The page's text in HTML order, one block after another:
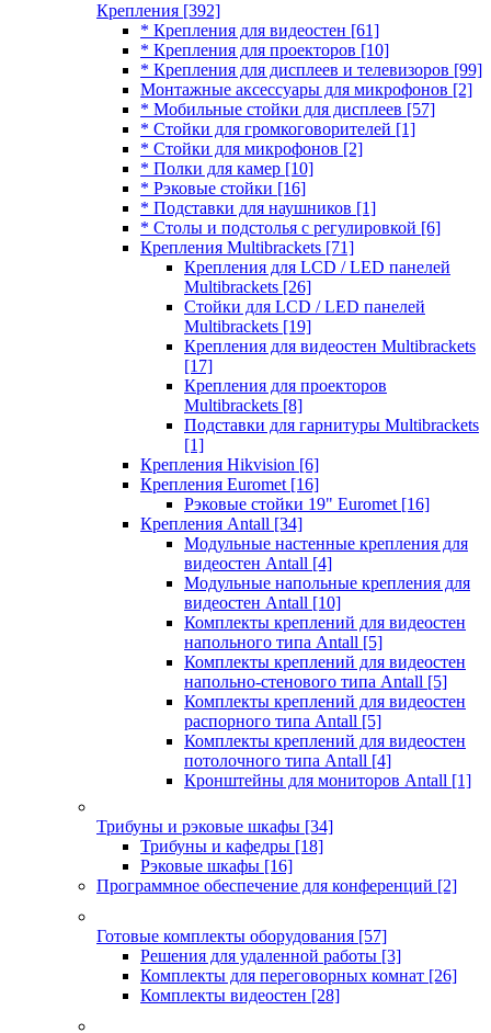
Крепления [392]
* Крепления для видеостен [61]
* Крепления для проекторов [10]
* Крепления для дисплеев и телевизоров [99]
Монтажные аксессуары для микрофонов [2]
* Мобильные стойки для дисплеев [57]
* Стойки для громкоговорителей [1]
* Стойки для микрофонов [2]
* Полки для камер [10]
* Рэковые стойки [16]
* Подставки для наушников [1]
* Столы и подстолья с регулировкой [6]
Крепления Multibrackets [71]
Крепления для LCD / LED панелей
Multibrackets [26]
Стойки для LCD / LED панелей
Multibrackets [19]
Крепления для видеостен Multibrackets
[17]
Крепления для проекторов
Multibrackets [8]
Подставки для гарнитуры Multibrackets
[1]
Крепления Hikvision [6]
Крепления Euromet [16]
Рэковые стойки 19" Euromet [16]
Крепления Antall [34]
Модульные настенные крепления для
видеостен Antall [4]
Модульные напольные крепления для
видеостен Antall [10]
Комплекты креплений для видеостен
напольного типа Antall [5]
Комплекты креплений для видеостен
напольно-стенового типа Antall [5]
Комплекты креплений для видеостен
распорного типа Antall [5]
Комплекты креплений для видеостен
потолочного типа Antall [4]
Кронштейны для мониторов Antall [1]
Трибуны и рэковые шкафы [34]
Трибуны и кафедры [18]
Рэковые шкафы [16]
Программное обеспечение для конференций [2]
Готовые комплекты оборудования [57]
Решения для удаленной работы [3]
Комплекты для переговорных комнат [26]
Комплекты видеостен [28]